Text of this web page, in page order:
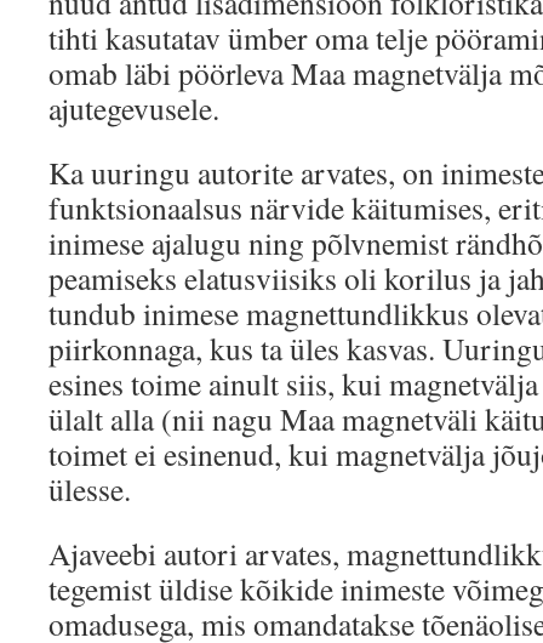
tihti kasutatav ümber oma telje
omab läbi pöörleva Maa magnetvälja
ajutegevusele.
Ka uuringu autorite arvates, on
funktsionaalsus närvide käitumises,
inimese ajalugu ning põlvnemist
peamiseks elatusviisiks oli korilus ja
tundub inimese magnettundlikkus
piirkonnaga, kus ta üles kasvas.
esines toime ainult siis, kui
ülalt alla (nii nagu Maa magnetväli
toimet ei esinenud, kui magnetvälja
ülesse.
Ajaveebi autori arvates,
tegemist üldise kõikide inimeste
omadusega, mis omandatakse